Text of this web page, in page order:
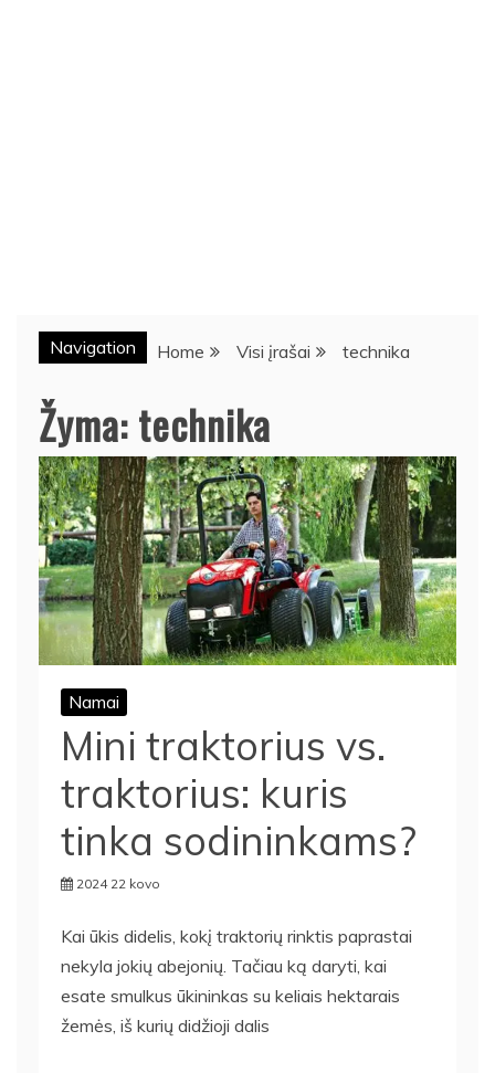
Navigation Home Visi įrašai technika
Žyma:technika
Namai
Mini traktorius vs.
traktorius: kuris
tinka sodininkams?
2024 22 kovo
Kai ūkis didelis, kokį traktorių rinktis paprastai
nekyla jokių abejonių. Tačiau ką daryti, kai
esate smulkus ūkininkas su keliais hektarais
žemės, iš kurių didžioji dalis